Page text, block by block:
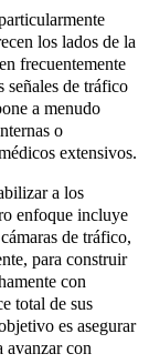
los lados de la
frecuentemente
señales de tráfico
a menudo
o
extensivos.
a los
enfoque incluye
de tráfico,
para construir
con
total de sus
es asegurar
avanzar con